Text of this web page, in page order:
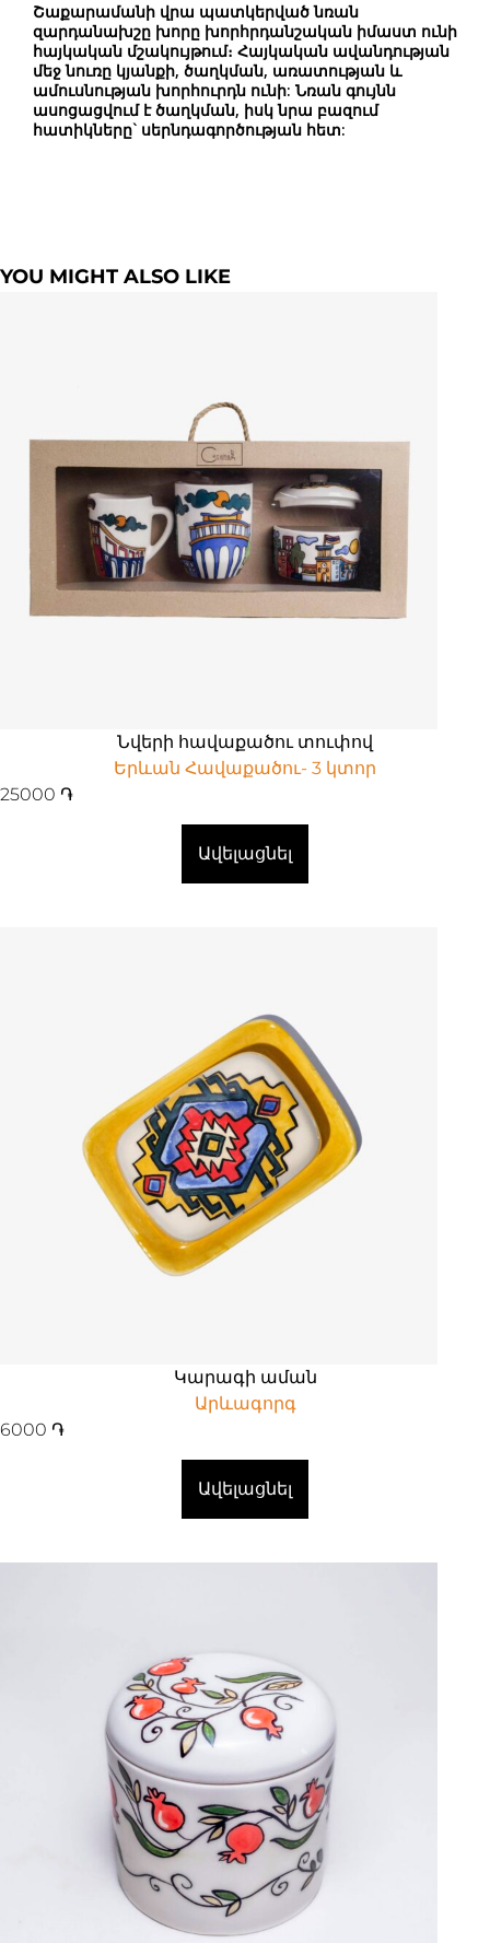
Շաքարամանի վրա պատկերվածնռան
զարդանախշը խորը խորհրդանշական իմաստ ունի
հայկական մշակույթում։ Հայկական ավանդության
մեջ նուռը կյանքի, ծաղկման, առատության և
ամուսնության խորհուրդն ունի: Նռան գույնն
ասոցացվում է ծաղկման, իսկ նրա բազում
հատիկները` սերնդագործության հետ:
YOU MIGHT ALSO LIKE
Նվերի հավաքածու տուփով
Երևան Հավաքածու- 3 կտոր
25000 ֏
Ավելացնել
Կարագի աման
Արևագորգ
6000 ֏
Ավելացնել